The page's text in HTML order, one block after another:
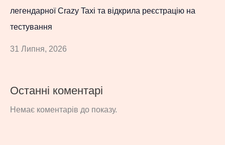
легендарної Crazy Taxi та відкрила реєстрацію на
тестування
31 Липня, 2026
Останні коментарі
Немає коментарів до показу.